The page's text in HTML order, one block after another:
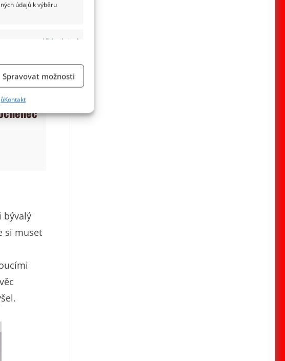
údajů k výběru
Vždy aktivní
a
Spravovat možnosti
Kontakt
musí
tak
bývalý
si muset